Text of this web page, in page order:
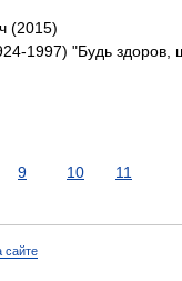
(2015)
1997) "Будь здоров,
9 10 11
сайте